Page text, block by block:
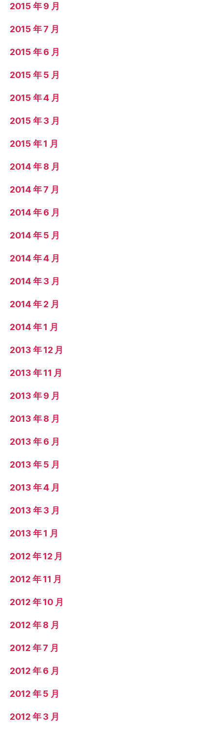
2015 年 9 月
2015 年 7 月
2015 年 6 月
2015 年 5 月
2015 年 4 月
2015 年 3 月
2015 年 1 月
2014 年 8 月
2014 年 7 月
2014 年 6 月
2014 年 5 月
2014 年 4 月
2014 年 3 月
2014 年 2 月
2014 年 1 月
2013 年 12 月
2013 年 11 月
2013 年 9 月
2013 年 8 月
2013 年 6 月
2013 年 5 月
2013 年 4 月
2013 年 3 月
2013 年 1 月
2012 年 12 月
2012 年 11 月
2012 年 10 月
2012 年 8 月
2012 年 7 月
2012 年 6 月
2012 年 5 月
2012 年 3 月